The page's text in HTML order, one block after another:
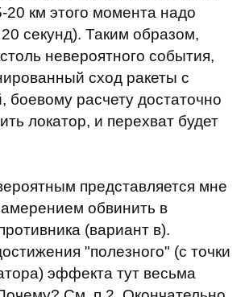
20 км этого момента надо
секунд). Таким образом,
невероятного события,
сход ракеты с
расчету достаточно
локатор, и перехват будет
представляется мне
обвинить в
(вариант в).
"полезного" (с точки
эффекта тут весьма